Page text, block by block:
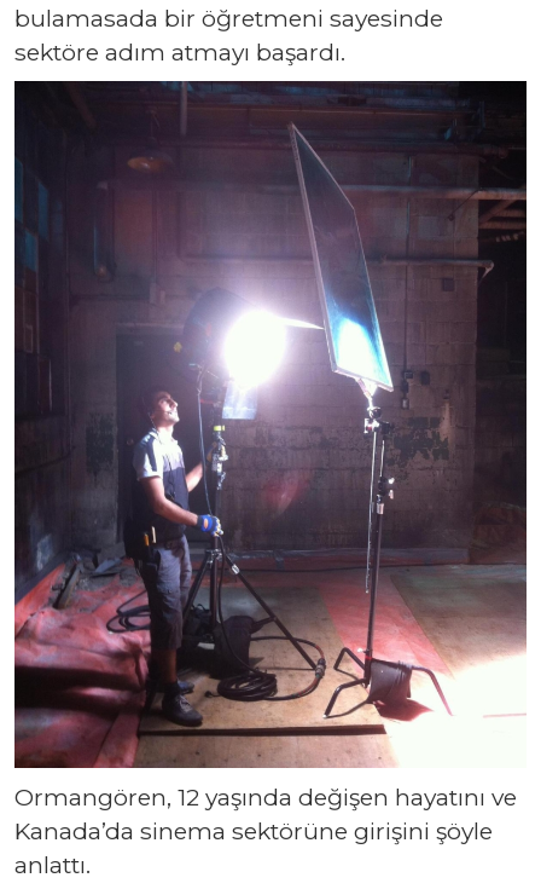
bulamasada bir öğretmeni sayesinde
sektöre adım atmayı başardı.
Ormangören, 12 yaşında değişen hayatını ve
Kanada’da sinema sektörüne girişini şöyle
anlattı.